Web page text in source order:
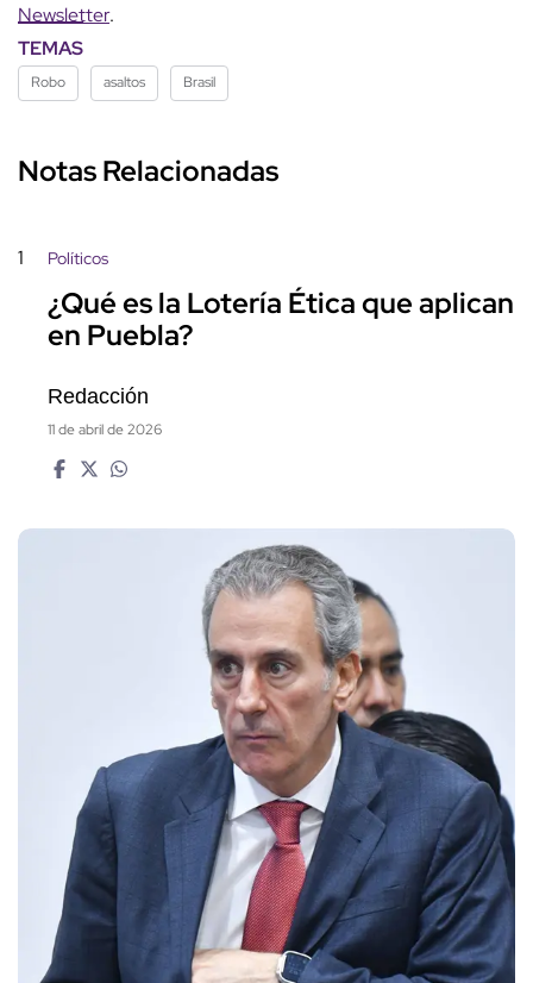
Newsletter.
TEMAS
Robo asaltos Brasil
Notas Relacionadas
1 Políticos
¿Qué es la Lotería Ética que aplican
en Puebla?
Redacción
11 de abril de 2026